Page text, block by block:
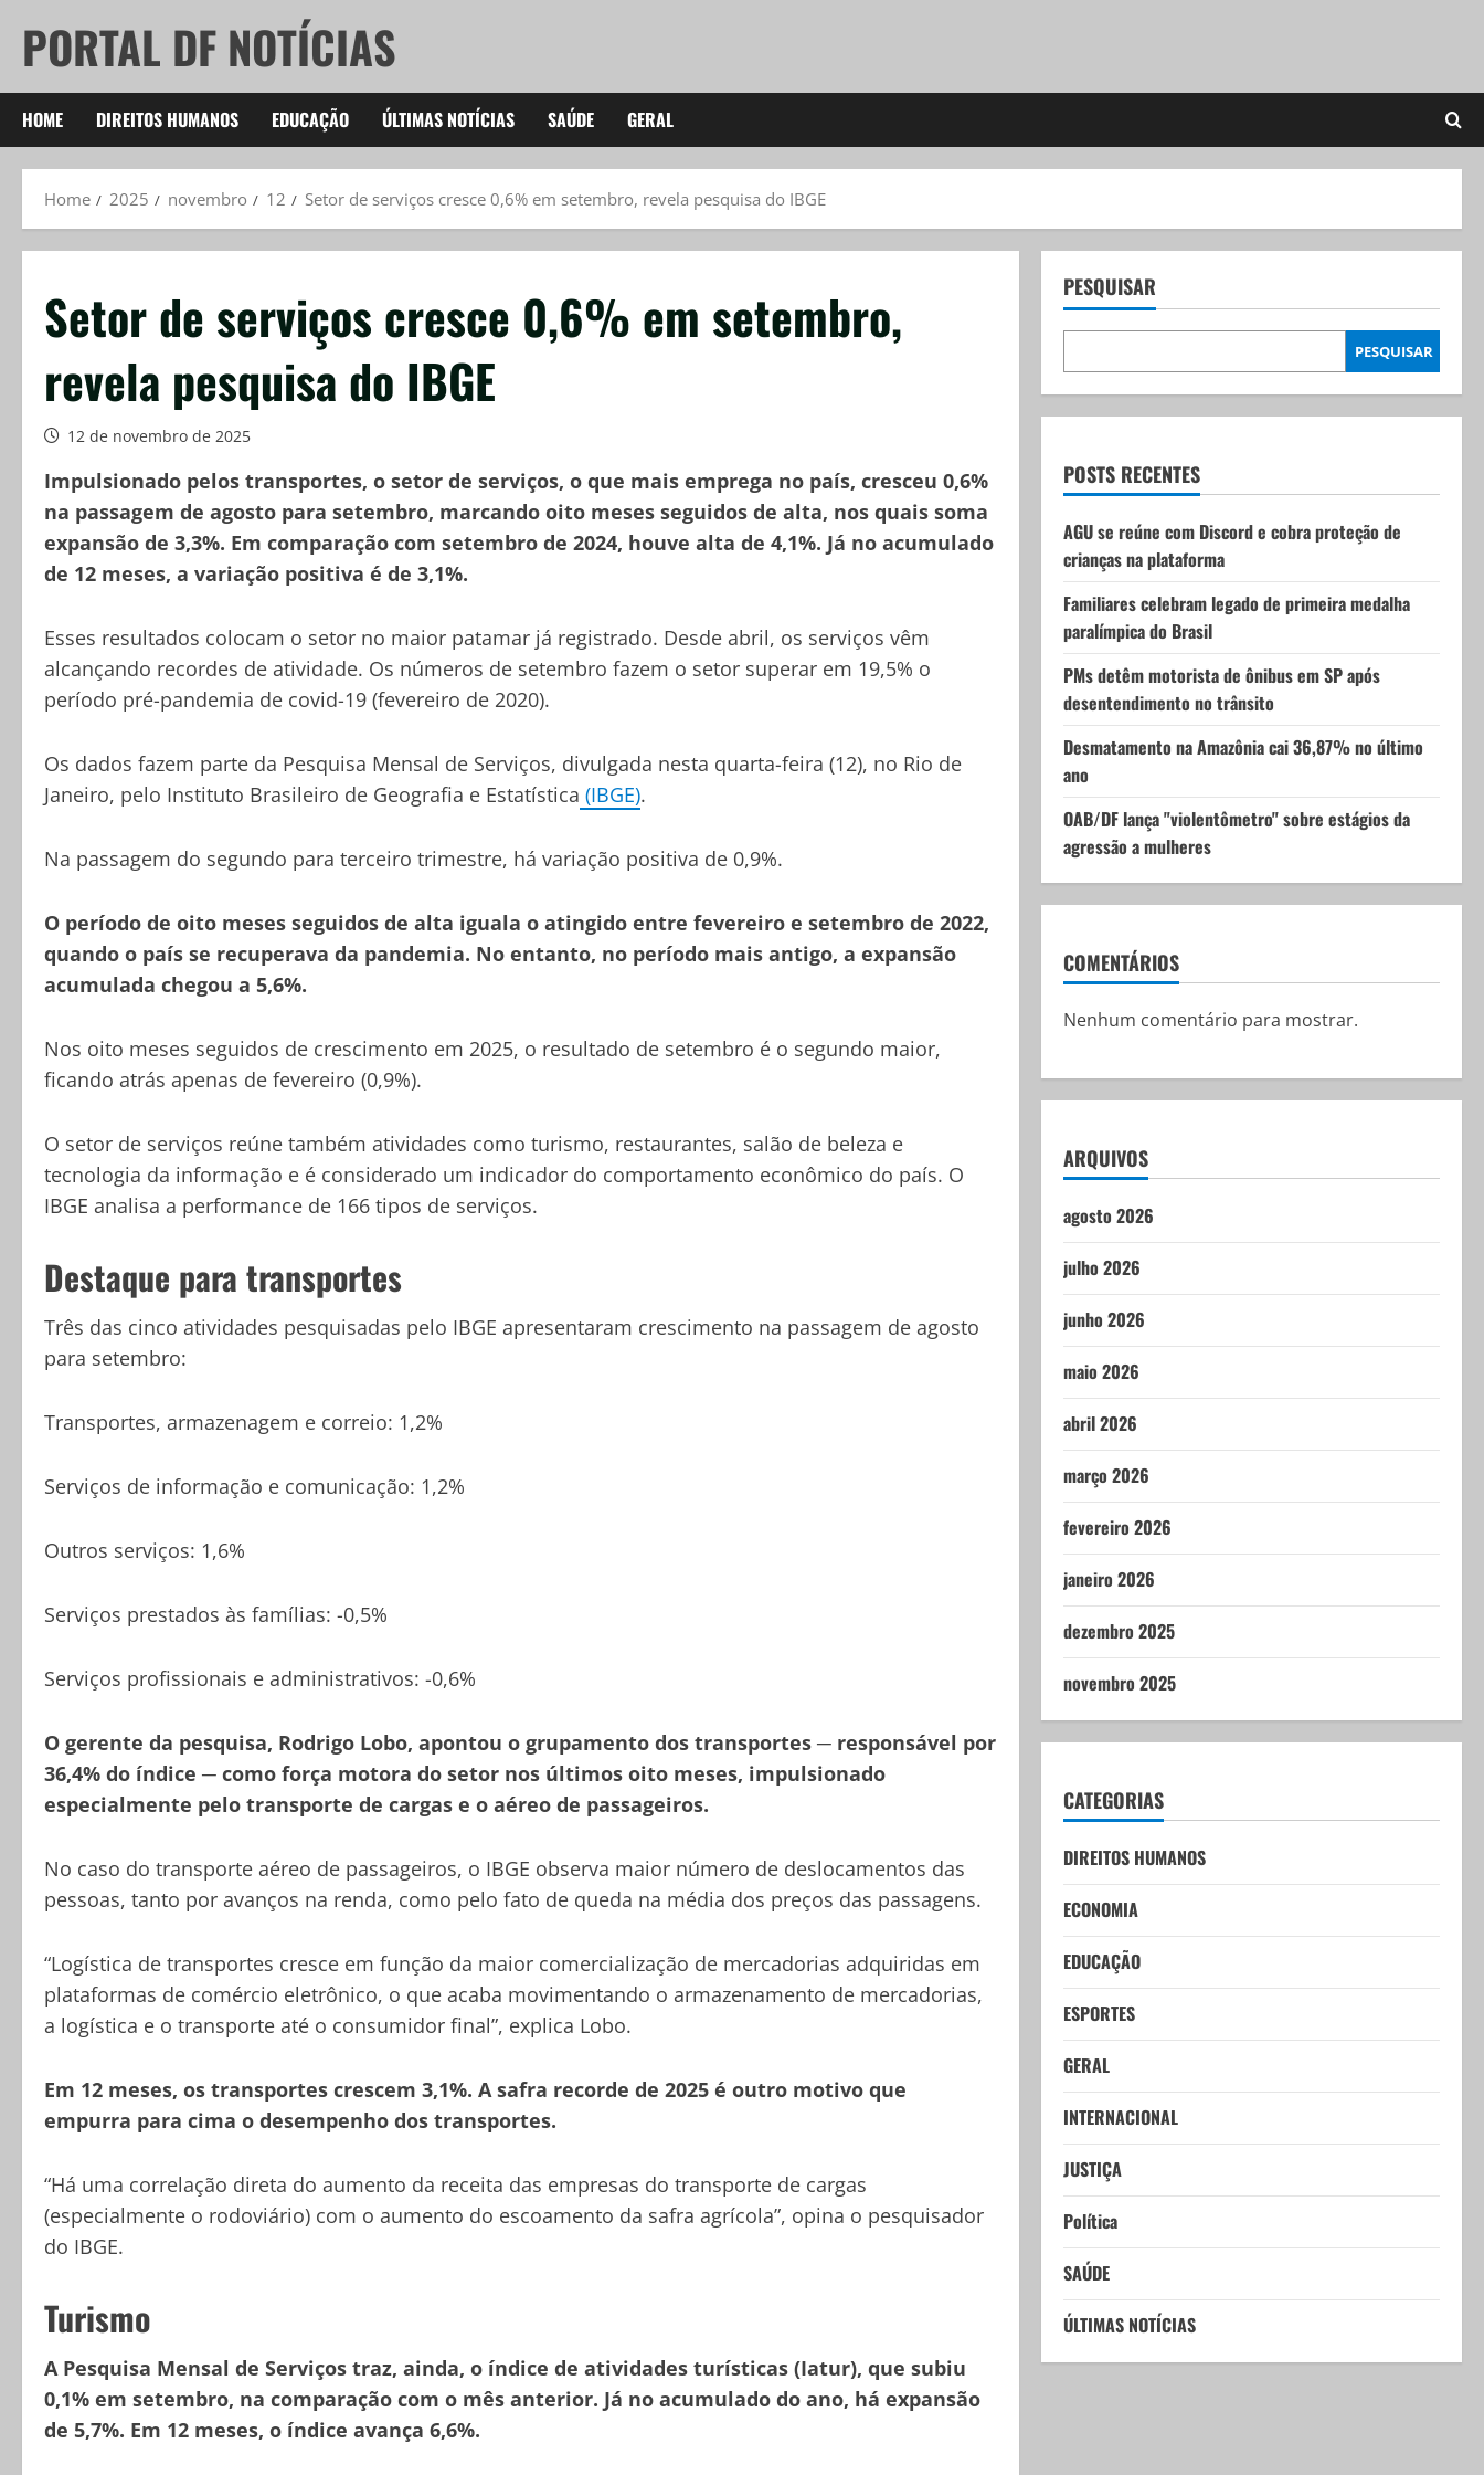
content
PORTAL DF NOTÍCIAS
HOME DIREITOS HUMANOS EDUCAÇÃO ÚLTIMAS NOTÍCIAS SAÚDE GERAL
Home 2025 novembro 12 Setor de serviços cresce 0,6% em setembro, revela pesquisa do IBGE
Setor de serviços cresce 0,6% em setembro,
revela pesquisa do IBGE
12 de novembro de 2025
Impulsionado pelos transportes, o setor de serviços, o que mais emprega no país, cresceu 0,6%
na passagem de agosto para setembro, marcando oito meses seguidos de alta, nos quais soma
expansão de 3,3%. Em comparação com setembro de 2024, houve alta de 4,1%. Já no acumulado
de 12 meses, a variação positiva é de 3,1%.
Esses resultados colocam o setor no maior patamar já registrado. Desde abril, os serviços vêm
alcançando recordes de atividade. Os números de setembro fazem o setor superar em 19,5% o
período pré-pandemia de covid-19 (fevereiro de 2020).
Os dados fazem parte da Pesquisa Mensal de Serviços, divulgada nesta quarta-feira (12), no Rio de
Janeiro, pelo Instituto Brasileiro de Geografia e Estatística (IBGE).
Na passagem do segundo para terceiro trimestre, há variação positiva de 0,9%.
O período de oito meses seguidos de alta iguala o atingido entre fevereiro e setembro de 2022,
quando o país se recuperava da pandemia. No entanto, no período mais antigo, a expansão
acumulada chegou a 5,6%.
Nos oito meses seguidos de crescimento em 2025, o resultado de setembro é o segundo maior,
ficando atrás apenas de fevereiro (0,9%).
O setor de serviços reúne também atividades como turismo, restaurantes, salão de beleza e
tecnologia da informação e é considerado um indicador do comportamento econômico do país. O
IBGE analisa a performance de 166 tipos de serviços.
Destaque para transportes
Três das cinco atividades pesquisadas pelo IBGE apresentaram crescimento na passagem de agosto
para setembro:
Transportes, armazenagem e correio: 1,2%
Serviços de informação e comunicação: 1,2%
Outros serviços: 1,6%
Serviços prestados às famílias: -0,5%
Serviços profissionais e administrativos: -0,6%
O gerente da pesquisa, Rodrigo Lobo, apontou o grupamento dos transportes ─ responsável por
36,4% do índice ─ como força motora do setor nos últimos oito meses, impulsionado
especialmente pelo transporte de cargas e o aéreo de passageiros.
No caso do transporte aéreo de passageiros, o IBGE observa maior número de deslocamentos das
pessoas, tanto por avanços na renda, como pelo fato de queda na média dos preços das passagens.
“Logística de transportes cresce em função da maior comercialização de mercadorias adquiridas em
plataformas de comércio eletrônico, o que acaba movimentando o armazenamento de mercadorias,
a logística e o transporte até o consumidor final”, explica Lobo.
Em 12 meses, os transportes crescem 3,1%. A safra recorde de 2025 é outro motivo que
empurra para cima o desempenho dos transportes.
“Há uma correlação direta do aumento da receita das empresas do transporte de cargas
(especialmente o rodoviário) com o aumento do escoamento da safra agrícola”, opina o pesquisador
do IBGE.
Turismo
A Pesquisa Mensal de Serviços traz, ainda, o índice de atividades turísticas (Iatur), que subiu
0,1% em setembro, na comparação com o mês anterior. Já no acumulado do ano, há expansão
de 5,7%. Em 12 meses, o índice avança 6,6%.
PESQUISAR
PESQUISAR
POSTS RECENTES
AGU se reúne com Discord e cobra proteção de
crianças na plataforma
Familiares celebram legado de primeira medalha
paralímpica do Brasil
PMs detêm motorista de ônibus em SP após
desentendimento no trânsito
Desmatamento na Amazônia cai 36,87% no último
ano
OAB/DF lança "violentômetro" sobre estágios da
agressão a mulheres
COMENTÁRIOS
Nenhum comentário para mostrar.
ARQUIVOS
agosto 2026
julho 2026
junho 2026
maio 2026
abril 2026
março 2026
fevereiro 2026
janeiro 2026
dezembro 2025
novembro 2025
CATEGORIAS
DIREITOS HUMANOS
ECONOMIA
EDUCAÇÃO
ESPORTES
GERAL
INTERNACIONAL
JUSTIÇA
Política
SAÚDE
ÚLTIMAS NOTÍCIAS